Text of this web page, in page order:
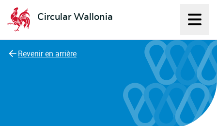
Circular Wallonia
L'économie circulaire
Revenir en arrière